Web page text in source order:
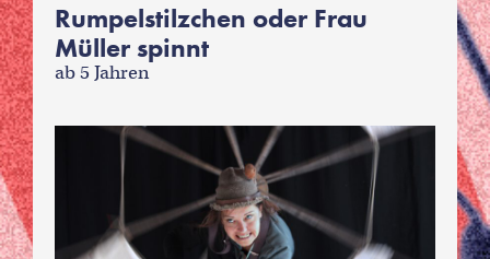
Rumpelstilzchen oder Frau
Müller spinnt
ab 5 Jahren